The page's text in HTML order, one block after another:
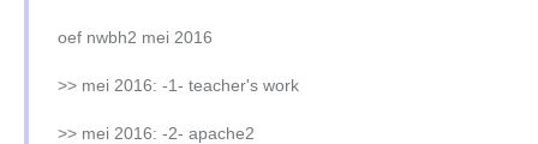
>> mrt 2018: -1- planning
>> mrt 2018: -2- mijn user accounts
>> mrt 2018: -3- apache2
oef nwbh2 mei 2016
>> mei 2016: -1- teacher's work
>> mei 2016: -2- apache2